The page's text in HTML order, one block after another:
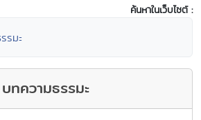
ค้นหาในเว็บไซต์ :
รมะ
บทความธรรมะ